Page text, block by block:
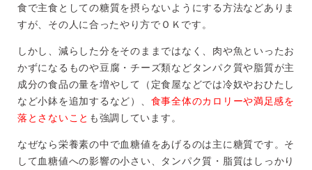
食で主食としての糖質を摂らないようにする方法などありま
すが、 その人に合ったやり方でＯＫです。
しかし、減らした分をそのままではなく、肉や魚といったお
かずに なるものや豆腐・チーズ類などタンパク質や脂質が主
成分の食品の量を増やして（定食屋などでは冷奴やおひたし
など小鉢を追加する など）、 食事全体のカロリーや満足感を
落とさないこと も強調しています。
なぜなら栄養素の中で血糖値をあげるのは主に糖質です。そ
して血糖値への影響の小さい、タンパク質・脂質はしっかり